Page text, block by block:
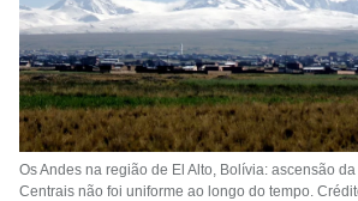
Os Andes na região de El Alto, Bolívia: ascensão
Centrais não foi uniforme ao longo do tempo.